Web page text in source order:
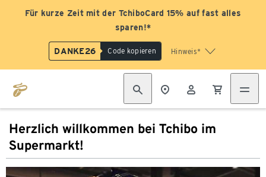
Für kurze Zeit mit der TchiboCard 15% auf fast alles
sparen!*
DANKE26 Code kopieren Hinweis*
Herzlich willkommen bei Tchibo im
Supermarkt!